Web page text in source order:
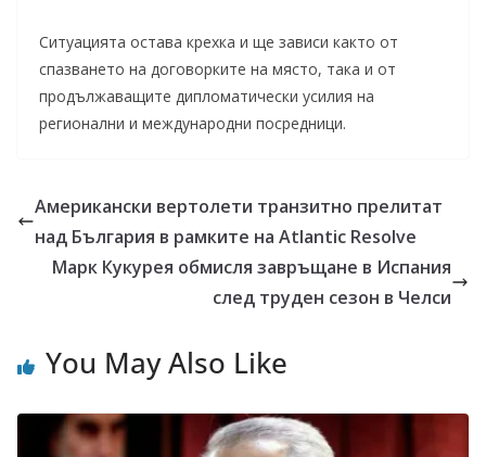
Ситуацията остава крехка и ще зависи както от
спазването на договорките на място, така и от
продължаващите дипломатически усилия на
регионални и международни посредници.
Американски вертолети транзитно прелитат
над България в рамките на Atlantic Resolve
Марк Кукурея обмисля завръщане в Испания
след труден сезон в Челси
You May Also Like